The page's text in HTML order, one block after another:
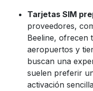
Tarjetas SIM
proveedores,
Beeline, ofrecen
aeropuertos y
buscan una
suelen preferir
activación